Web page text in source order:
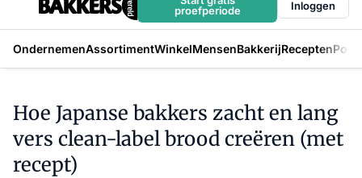
proefperiode
Inloggen
OndernemenAssortimentWinkelMensenBakkerijRecepten
Hoe Japanse bakkers zacht en lang
vers clean-label brood creëren (met
recept)